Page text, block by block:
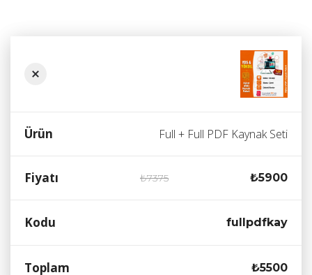
Full + Full PDF Kaynak Seti
₺7375 ₺5900
fullpdfkay
₺5500